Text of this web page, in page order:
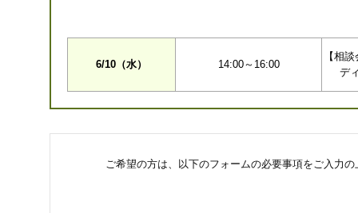
6/10（水） 14:00～16:00
【相
デ